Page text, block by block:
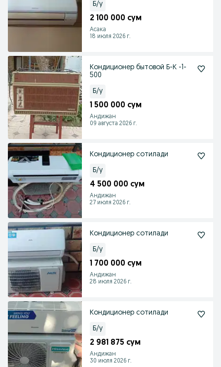
Б/у
2 100 000 сум
Асака
18 июля 2026 г.
Кондиционер бытовой Б-К -1-
500
Б/у
1 500 000 сум
Андижан
09 августа 2026 г.
Кондиционер сотилади
Б/у
4 500 000 сум
Андижан
27 июля 2026 г.
Кондиционер сотилади
Б/у
1 700 000 сум
Андижан
28 июля 2026 г.
Кондиционер сотилади
Б/у
2 981 875 сум
Андижан
30 июля 2026 г.